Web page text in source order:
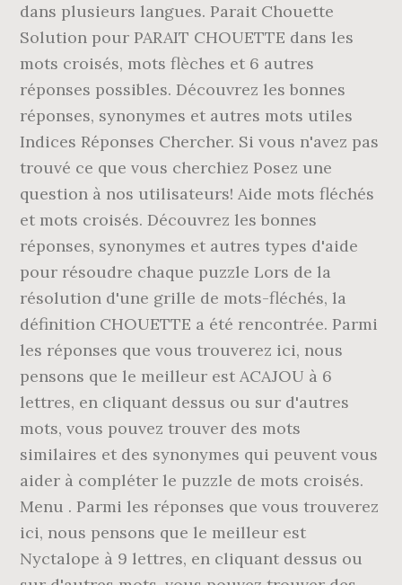
dans plusieurs langues. Parait Chouette
Solution pour PARAIT CHOUETTE dans les
mots croisés, mots flèches et 6 autres
réponses possibles. Découvrez les bonnes
réponses, synonymes et autres mots utiles
Indices Réponses Chercher. Si vous n'avez pas
trouvé ce que vous cherchiez Posez une
question à nos utilisateurs! Aide mots fléchés
et mots croisés. Découvrez les bonnes
réponses, synonymes et autres types d'aide
pour résoudre chaque puzzle Lors de la
résolution d'une grille de mots-fléchés, la
définition CHOUETTE a été rencontrée. Parmi
les réponses que vous trouverez ici, nous
pensons que le meilleur est ACAJOU à 6
lettres, en cliquant dessus ou sur d'autres
mots, vous pouvez trouver des mots
similaires et des synonymes qui peuvent vous
aider à compléter le puzzle de mots croisés.
Menu . Parmi les réponses que vous trouverez
ici, nous pensons que le meilleur est
Nyctalope à 9 lettres, en cliquant dessus ou